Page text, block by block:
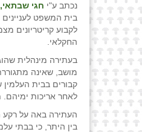
נכתב ע"י חגי
בית המשפט
לקבוע קריטריונים
החקלאי.
בעתירה מינהלית
מושב, שאינה
קבורים בבית העלמין
לאחר אריכות ימיהם.
בין היתר, כי בבתי